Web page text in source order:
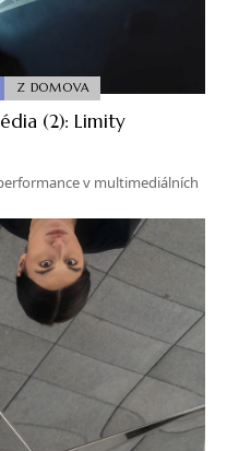
Z DOMOVA
(2): Limity
v multimediálních